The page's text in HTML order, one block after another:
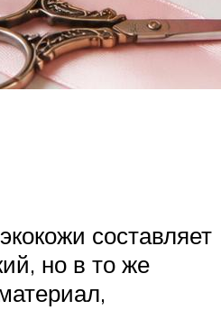
составляет
но в то же